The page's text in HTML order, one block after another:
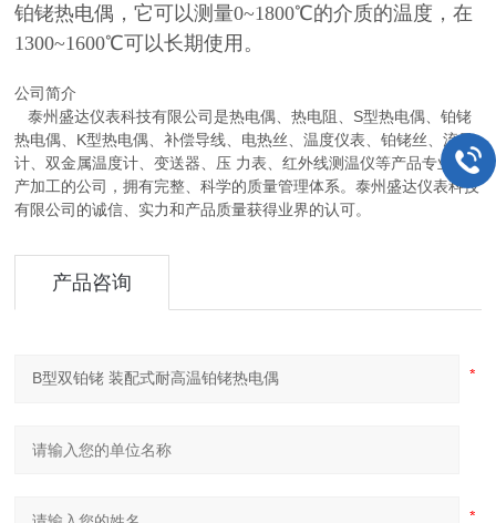
铂铑热电偶，它可以测量0~1800℃的介质的温度，在
1300~1600℃可以长期使用。
公司简介
泰州盛达仪表科技有限公司是热电偶、热电阻、S型热电偶、铂铑
热电偶、K型热电偶、补偿导线、电热丝、温度仪表、铂铑丝、流量
计、双金属温度计、变送器、压 力表、红外线测温仪等产品专业生
产加工的公司，拥有完整、科学的质量管理体系。泰州盛达仪表科技
有限公司的诚信、实力和产品质量获得业界的认可。
产品咨询